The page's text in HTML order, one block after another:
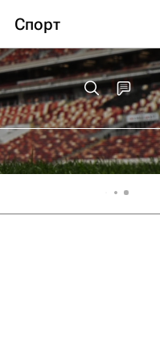
Спорт